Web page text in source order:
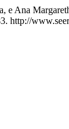
e Ana
http://